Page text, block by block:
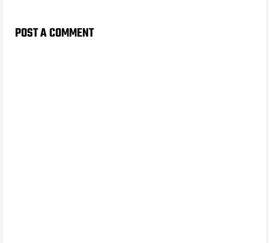
POST A COMMENT